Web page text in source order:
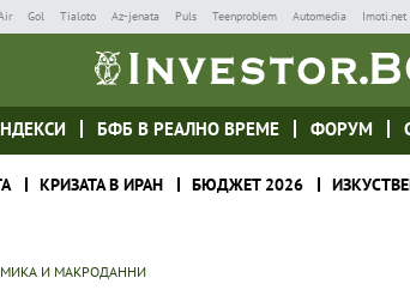
Gol Tialoto Az-jenata Puls Teenproblem Automedia Imoti.net
БФБ В РЕАЛНО ВРЕМЕ ФОРУМ
КРИЗАТА В ИРАН БЮДЖЕТ 2026
И МАКРОДАННИ